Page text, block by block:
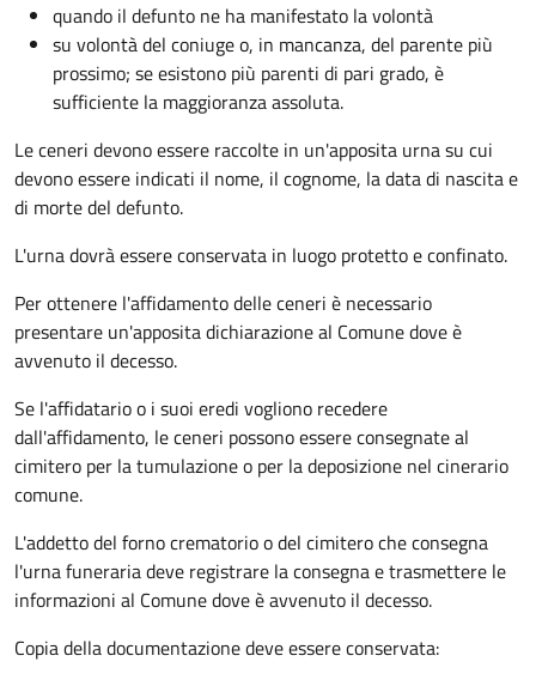
quando il defunto ne ha manifestato la volontà
su volontà del coniuge o, in mancanza, del parente più
prossimo; se esistono più parenti di pari grado, è
sufficiente la maggioranza assoluta.
Le ceneri devono essere raccolte in un'apposita urna su cui
devono essere indicati il nome, il cognome, la data di nascita e
di morte del defunto.
L'urna dovrà essere conservata in luogo protetto e confinato.
Per ottenere l'affidamento delle ceneri è necessario
presentare un'apposita dichiarazione al Comune dove è
avvenuto il decesso.
Se l'affidatario o i suoi eredi vogliono recedere
dall'affidamento, le ceneri possono essere consegnate al
cimitero per la tumulazione o per la deposizione nel cinerario
comune.
L'addetto del forno crematorio o del cimitero che consegna
l'urna funeraria deve registrare la consegna e trasmettere le
informazioni al Comune dove è avvenuto il decesso.
Copia della documentazione deve essere conservata: